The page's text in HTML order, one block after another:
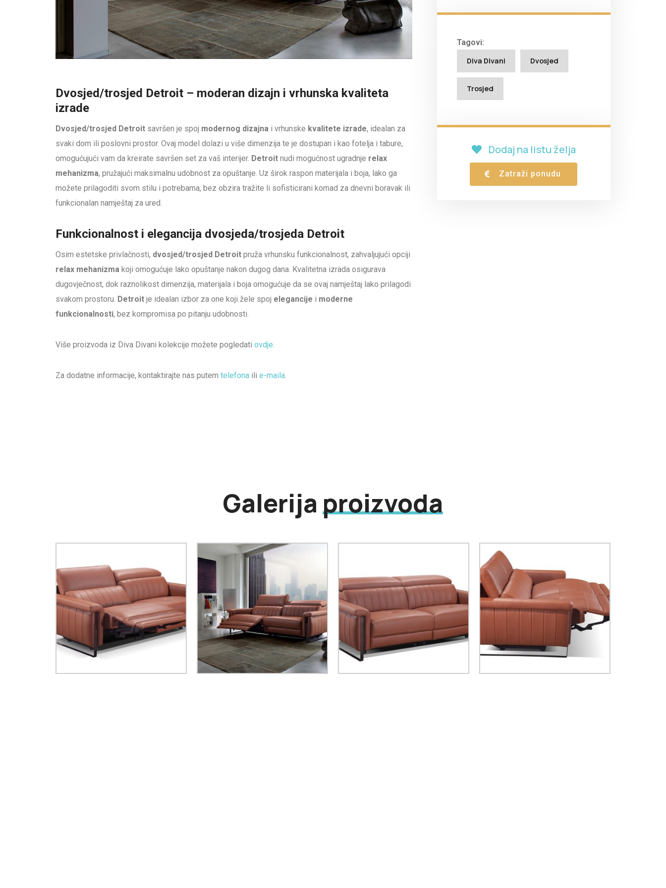
Dvosjed/trosjed Detroit – moderan dizajn i vrhunska kvaliteta
izrade
Dvosjed/trosjed Detroit savršen je spoj modernog dizajna i vrhunske kvalitete izrade, idealan za
svaki dom ili poslovni prostor. Ovaj model dolazi u više dimenzija te je dostupan i kao fotelja i tabure,
omogućujući vam da kreirate savršen set za vaš interijer. Detroit nudi mogućnost ugradnje relax
mehanizma, pružajući maksimalnu udobnost za opuštanje. Uz širok raspon materijala i boja, lako ga
možete prilagoditi svom stilu i potrebama, bez obzira tražite li sofisticirani komad za dnevni boravak ili
funkcionalan namještaj za ured.
Funkcionalnost i elegancija dvosjeda/trosjeda Detroit
Osim estetske privlačnosti, dvosjed/trosjed Detroit pruža vrhunsku funkcionalnost, zahvaljujući opciji
relax mehanizma koji omogućuje lako opuštanje nakon dugog dana. Kvalitetna izrada osigurava
dugovječnost, dok raznolikost dimenzija, materijala i boja omogućuje da se ovaj namještaj lako prilagodi
svakom prostoru. Detroit je idealan izbor za one koji žele spoj elegancije i moderne
funkcionalnosti, bez kompromisa po pitanju udobnosti.
Više proizvoda iz Diva Divani kolekcije možete pogledati ovdje.
Za dodatne informacije, kontaktirajte nas putem telefona ili e-maila.
Tagovi:
Diva Divani
Dvosjed
Trosjed
Dodaj na listu želja
Zatraži ponudu
Galerijaproizvoda